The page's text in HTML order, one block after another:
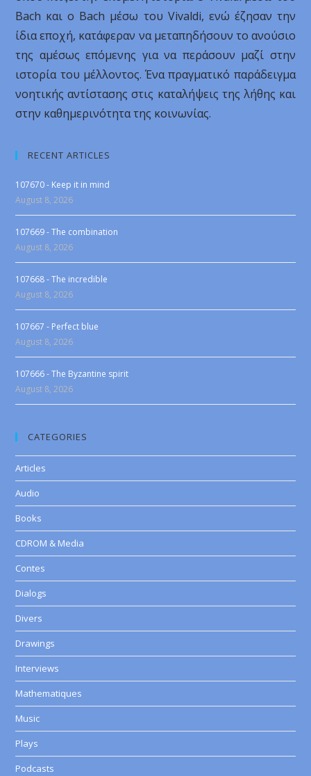
Bach και ο Bach μέσω του Vivaldi, ενώ έζησαν την
ίδια εποχή, κατάφεραν να μεταπηδήσουν το ανούσιο
της αμέσως επόμενης για να περάσουν μαζί στην
ιστορία του μέλλοντος. Ένα πραγματικό παράδειγμα
νοητικής αντίστασης στις καταλήψεις της λήθης και
στην καθημερινότητα της κοινωνίας.
RECENT ARTICLES
107670 - Keep it in mind
August 8, 2026
107669 - The combination
August 8, 2026
107668 - The incredible
August 8, 2026
107667 - Perfect blue
August 8, 2026
107666 - The Byzantine spirit
August 8, 2026
CATEGORIES
Articles
Audio
Books
CDROM & Media
Contes
Dialogs
Divers
Drawings
Interviews
Mathematiques
Music
Plays
Podcasts